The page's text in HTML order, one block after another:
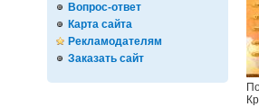
Вопрос-ответ
Карта сайта
Рекламодателям
Заказать сайт